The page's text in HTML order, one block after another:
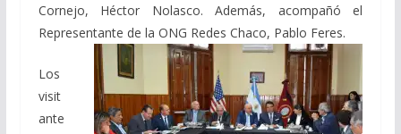
Cornejo, Héctor Nolasco. Además, acompañó el
Representante de la ONG Redes Chaco, Pablo Feres.
Los
visit
ante